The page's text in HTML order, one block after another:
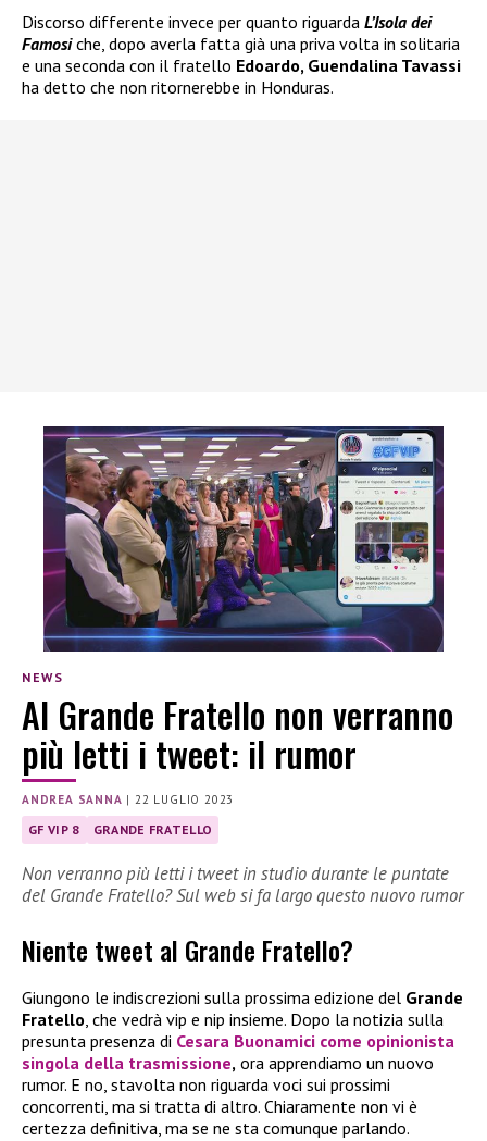
Discorso differente invece per quanto riguarda L’Isola dei
Famosiche, dopo averla fatta già una priva volta in solitaria
e una seconda con il fratello Edoardo, Guendalina Tavassi
ha detto che non ritornerebbe in Honduras.
NEWS
Al Grande Fratello non verranno
più letti i tweet: il rumor
ANDREA SANNA |22 LUGLIO 2023
GF VIP 8 GRANDE FRATELLO
Non verranno più letti i tweet in studio durante le puntate
del Grande Fratello? Sul web si fa largo questo nuovo rumor
Niente tweet al Grande Fratello?
Giungono le indiscrezioni sulla prossima edizione del Grande
Fratello, che vedrà vip e nip insieme. Dopo la notizia sulla
presunta presenza di Cesara Buonamici come opinionista
singola della trasmissione, ora apprendiamo un nuovo
rumor. E no, stavolta non riguarda voci sui prossimi
concorrenti, ma si tratta di altro. Chiaramente non vi è
certezza definitiva, ma se ne sta comunque parlando.